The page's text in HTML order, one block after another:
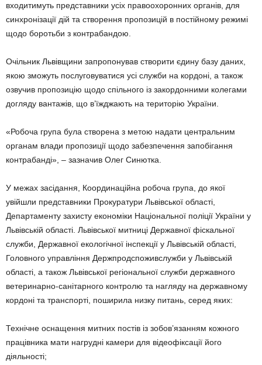
входитимуть представники усіх правоохоронних органів, для
синхронізації дій та створення пропозицій в постійному режимі
щодо боротьби з контрабандою.
Очільник Львівщини запропонував створити єдину базу даних,
якою зможуть послуговуватися усі служби на кордоні, а також
озвучив пропозицію щодо спільного із закордонними колегами
догляду вантажів, що в’їжджають на територію України.
«Робоча група була створена з метою надати центральним
органам влади пропозиції щодо забезпечення запобігання
контрабанді», – зазначив Олег Синютка.
У межах засідання, Координаційна робоча група, до якої
увійшли представники Прокуратури Львівської області,
Департаменту захисту економіки Національної поліції України у
Львівській області. Львівської митниці Державної фіскальної
служби, Державної екологічної інспекції у Львівській області,
Головного управління Держпродспоживслужби у Львівській
області, а також Львівської регіональної служби державного
ветеринарно-санітарного контролю та нагляду на державному
кордоні та транспорті, поширила низку питань, серед яких:
Технічне оснащення митних постів із зобов’язанням кожного
працівника мати нагрудні камери для відеофіксації його
діяльності;